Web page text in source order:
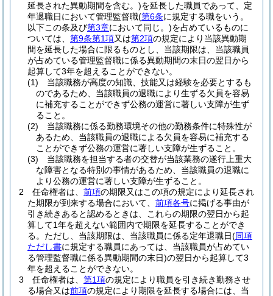
延長された異動期間を含む。)を延長した職員であって、定
年退職日において管理監督職(第6条に規定する職をいう。
以下この条及び第3章において同じ。)を占めているものに
ついては、 第9条第1項又は第2項の規定により当該異動期
間を延長した場合に限るものとし、当該期限は、当該職員
が占めている管理監督職に係る異動期間の末日の翌日から
起算して3年を超えることができない。
(1)
当該職務が高度の知識、技能又は経験を必要とするも
のであるため、当該職員の退職により生ずる欠員を容易
に補充することができず公務の運営に著しい支障が生ず
ること。
(2)
当該職務に係る勤務環境その他の勤務条件に特殊性が
あるため、当該職員の退職による欠員を容易に補充する
ことができず公務の運営に著しい支障が生ずること。
(3)
当該職務を担当する者の交替が当該業務の遂行上重大
な障害となる特別の事情があるため、当該職員の退職に
より公務の運営に著しい支障が生ずること。
2
任命権者は、 前項の期限又はこの項の規定により延長され
た期限が到来する場合において、 前項各号に掲げる事由が
引き続きあると認めるときは、これらの期限の翌日から起
算して1年を超えない範囲内で期限を延長することができ
る。 ただし、当該期限は、当該職員に係る定年退職日(同項
ただし書に規定する職員にあっては、当該職員が占めてい
る管理監督職に係る異動期間の末日)の翌日から起算して3
年を超えることができない。
3
任命権者は、 第1項の規定により職員を引き続き勤務させ
る場合又は前項の規定により期限を延長する場合には、当